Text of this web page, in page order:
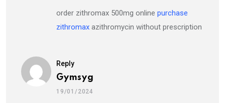
order zithromax 500mg online purchase
zithromax azithromycin without prescription
Reply
Gymsyg
19/01/2024